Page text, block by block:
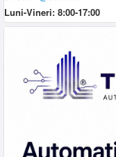
Luni-Vineri: 8:00-17:00